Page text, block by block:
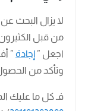
لا يزال البحث
من قبل
اجعل ” إجادة ”
وتأكد من
فـ كل ما عليك